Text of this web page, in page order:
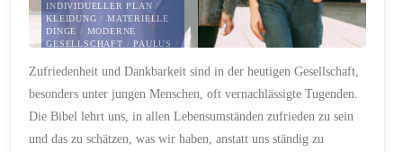
INDIVIDUELLER PLAN /
KLEIDUNG / MATERIELLE
DINGE / MODERNE
GESELLSCHAFT /PAULUS /
/SEGNUNGEN/ SITUATION
MEDIEN/VERGLEICH/
9. OKTOBER 2023
Zufriedenheit und Dankbarkeit sind in der heutigen Gesellschaft,
besonders unter jungen Menschen, oft vernachlässigte Tugenden.
Die Bibel lehrt uns, in allen Lebensumständen zufrieden zu sein
und das zu schätzen, was wir haben, anstatt uns ständig zu